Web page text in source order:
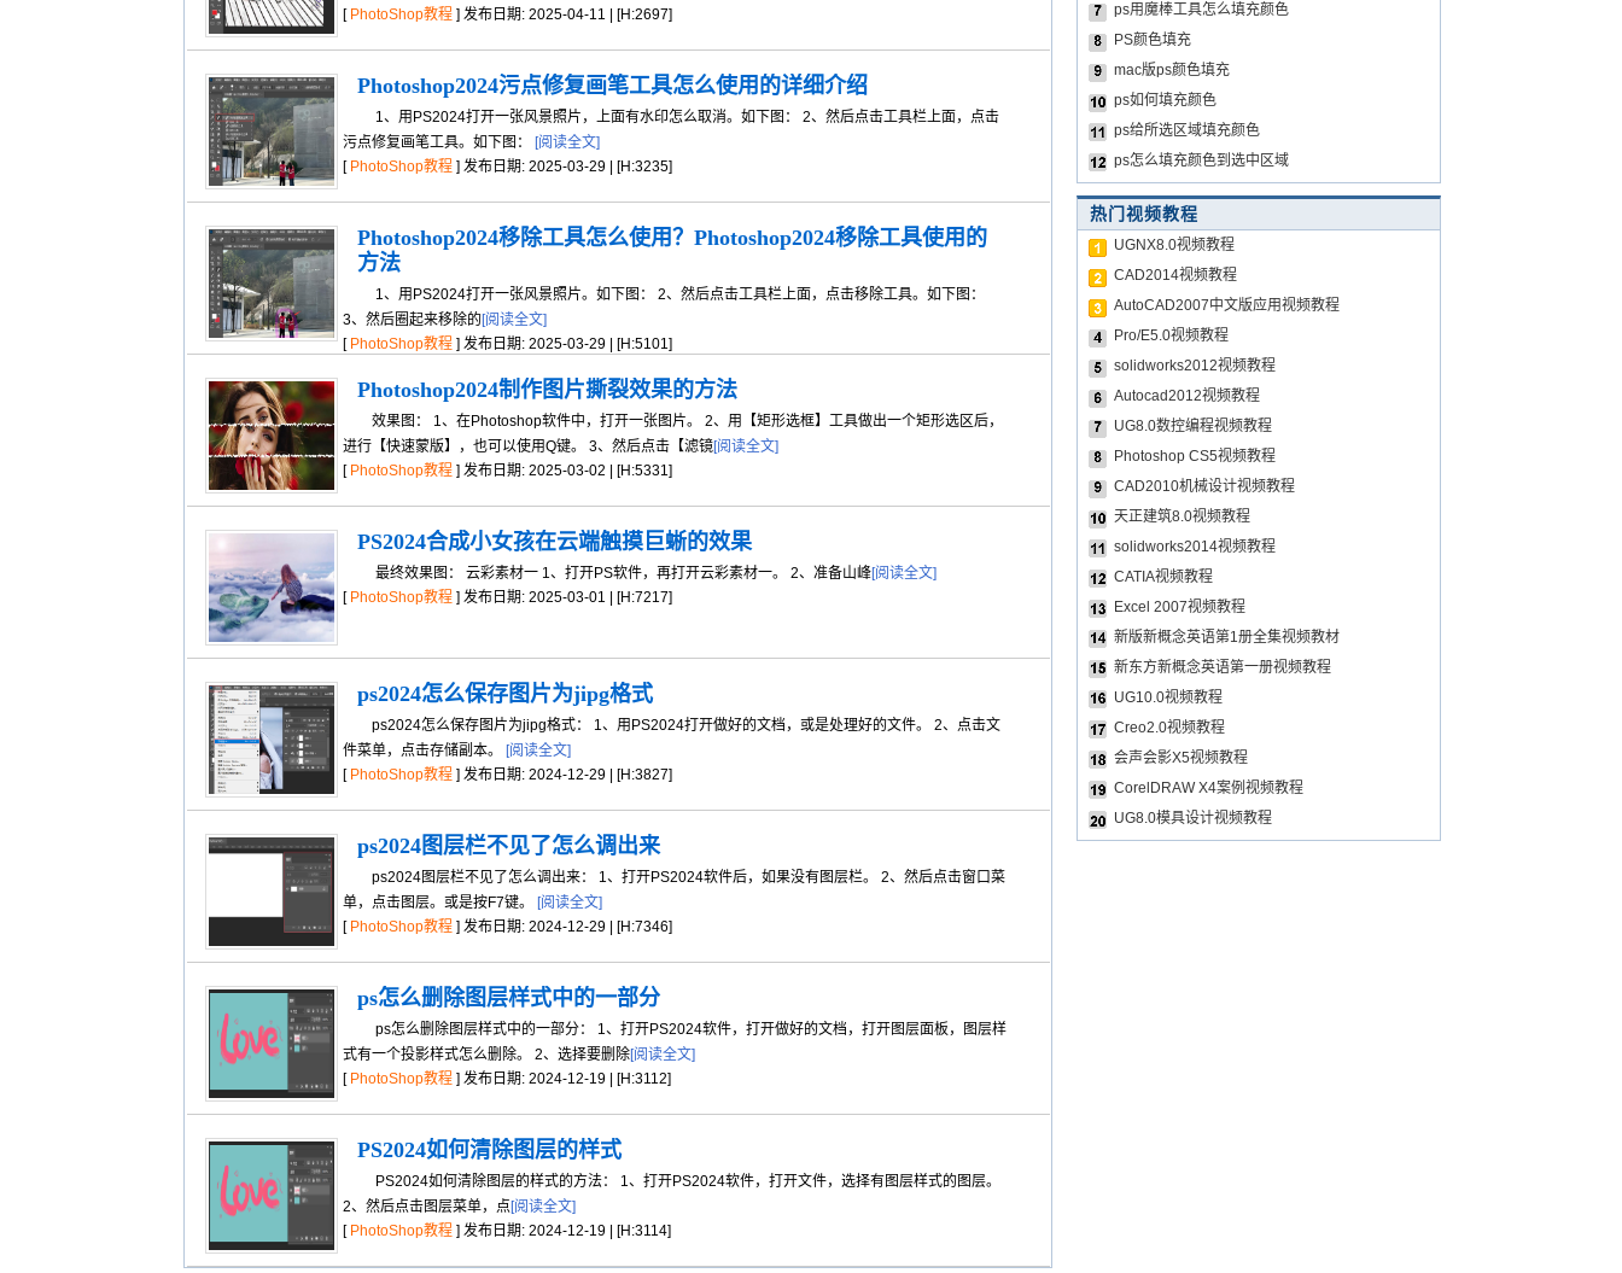
[ PhotoShop教程] 发布日期: 2025-04-11 | [H:2697]
Photoshop2024污点修复画笔工具怎么使用的详细介绍
1、用PS2024打开一张风景照片，上面有水印怎么取消。如下图： 2、然后点击工具栏上面，点击
污点修复画笔工具。如下图：
[阅读全文]
[ PhotoShop教程] 发布日期: 2025-03-29 | [H:3235]
Photoshop2024移除工具怎么使用？Photoshop2024移除工具使用的
方法
1、用PS2024打开一张风景照片。如下图： 2、然后点击工具栏上面，点击移除工具。如下图：
3、然后圈起来移除的[阅读全文]
[ PhotoShop教程] 发布日期: 2025-03-29 | [H:5101]
Photoshop2024制作图片撕裂效果的方法
效果图： 1、在Photoshop软件中，打开一张图片。 2、用【矩形选框】工具做出一个矩形选区后，
进行【快速蒙版】，也可以使用Q键。 3、然后点击【滤镜[阅读全文]
[ PhotoShop教程] 发布日期: 2025-03-02 | [H:5331]
PS2024合成小女孩在云端触摸巨蜥的效果
最终效果图： 云彩素材一 1、打开PS软件，再打开云彩素材一。 2、准备山峰[阅读全文]
[ PhotoShop教程] 发布日期: 2025-03-01 | [H:7217]
ps2024怎么保存图片为jipg格式
ps2024怎么保存图片为jipg格式： 1、用PS2024打开做好的文档，或是处理好的文件。 2、点击文
件菜单，点击存储副本。
[阅读全文]
[ PhotoShop教程] 发布日期: 2024-12-29 | [H:3827]
ps2024图层栏不见了怎么调出来
ps2024图层栏不见了怎么调出来： 1、打开PS2024软件后，如果没有图层栏。 2、然后点击窗口菜
单，点击图层。或是按F7键。
[阅读全文]
[ PhotoShop教程] 发布日期: 2024-12-29 | [H:7346]
ps怎么删除图层样式中的一部分
ps怎么删除图层样式中的一部分： 1、打开PS2024软件，打开做好的文档，打开图层面板，图层样
式有一个投影样式怎么删除。 2、选择要删除[阅读全文]
[ PhotoShop教程] 发布日期: 2024-12-19 | [H:3112]
PS2024如何清除图层的样式
PS2024如何清除图层的样式的方法： 1、打开PS2024软件，打开文件，选择有图层样式的图层。
2、然后点击图层菜单，点 [阅读全文]
[ PhotoShop教程] 发布日期: 2024-12-19 | [H:3114]
ps用魔棒工具怎么填充颜色
PS颜色填充
mac版ps颜色填充
ps如何填充颜色
ps给所选区域填充颜色
ps怎么填充颜色到选中区域
热门视频教程
UGNX8.0视频教程
CAD2014视频教程
AutoCAD2007中文版应用视频教程
Pro/E5.0视频教程
solidworks2012视频教程
Autocad2012视频教程
UG8.0数控编程视频教程
Photoshop CS5视频教程
CAD2010机械设计视频教程
天正建筑8.0视频教程
solidworks2014视频教程
CATIA视频教程
Excel 2007视频教程
新版新概念英语第1册全集视频教材
新东方新概念英语第一册视频教程
UG10.0视频教程
Creo2.0视频教程
会声会影X5视频教程
CorelDRAW X4案例视频教程
UG8.0模具设计视频教程